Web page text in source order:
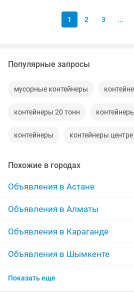
1 2 3 ...
Популярные запросы
мусорные контейнеры
контейнеры 20 тонн
контейнеры контейнеры
Похожие в городах
Объявления в Астане
Объявления в Алматы
Объявления в Караганде
Объявления в Шымкенте
Объявления в Актобе
Показать еще